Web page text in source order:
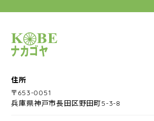
サイクルショップナカゴヤ
住所
〒653-0051
兵庫県神戸市長田区野田町5-3-8